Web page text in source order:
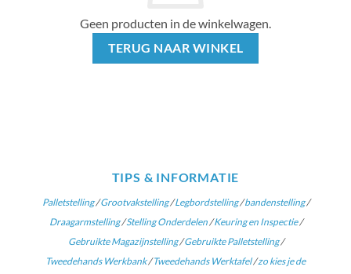
Geen producten in de winkelwagen.
TERUG NAAR WINKEL
TIPS & INFORMATIE
Palletstelling/Grootvakstelling/Legbordstelling/bandenstelling/
Draagarmstelling/Stelling Onderdelen/Keuring en Inspectie/
Gebruikte Magazijnstelling/Gebruikte Palletstelling/
Tweedehands Werkbank/Tweedehands Werktafel/zo kies je de